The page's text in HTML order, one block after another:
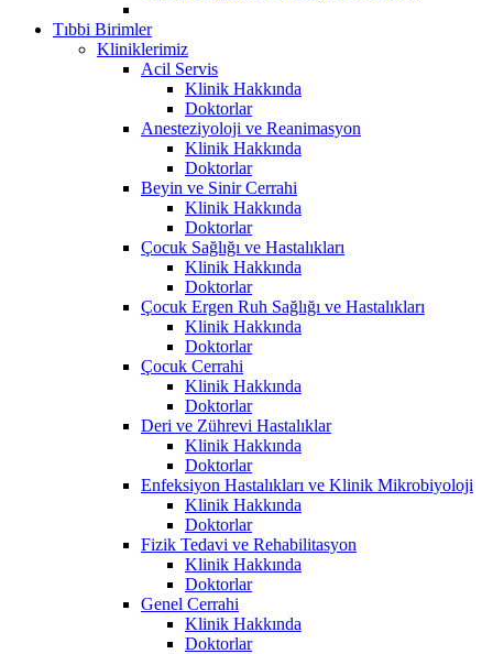
Tıbbi Birimler
Kliniklerimiz
Acil Servis
Klinik Hakkında
Doktorlar
Anesteziyoloji ve Reanimasyon
Klinik Hakkında
Doktorlar
Beyin ve Sinir Cerrahi
Klinik Hakkında
Doktorlar
Çocuk Sağlığı ve Hastalıkları
Klinik Hakkında
Doktorlar
Çocuk Ergen Ruh Sağlığı ve Hastalıkları
Klinik Hakkında
Doktorlar
Çocuk Cerrahi
Klinik Hakkında
Doktorlar
Deri ve Zührevi Hastalıklar
Klinik Hakkında
Doktorlar
Enfeksiyon Hastalıkları ve Klinik Mikrobiyoloji
Klinik Hakkında
Doktorlar
Fizik Tedavi ve Rehabilitasyon
Klinik Hakkında
Doktorlar
Genel Cerrahi
Klinik Hakkında
Doktorlar